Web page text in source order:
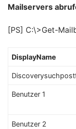
Mailservers
[PS] C:\>Get-
DisplayName
Benutzer 1
Benutzer 2